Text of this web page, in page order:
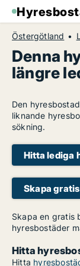
Östergötland
Denna
längre
Den
liknande
sökning.
Hitta lediga
Skapa
Skapa en gratis
hyresbostäder
Hitta
Hitta